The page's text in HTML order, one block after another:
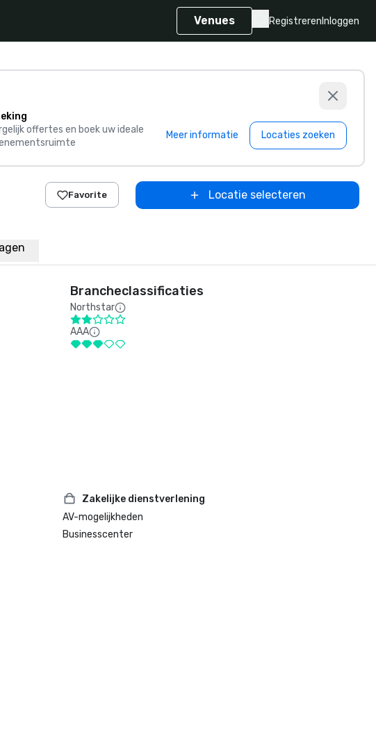
Venues Registreren Inloggen
offertes en boek uw ideale
Meer informatie Locaties zoeken
Favorite Locatie selecteren
Brancheclassificaties
Northstar
AAA
Zakelijke dienstverlening
AV-mogelijkheden
Businesscenter